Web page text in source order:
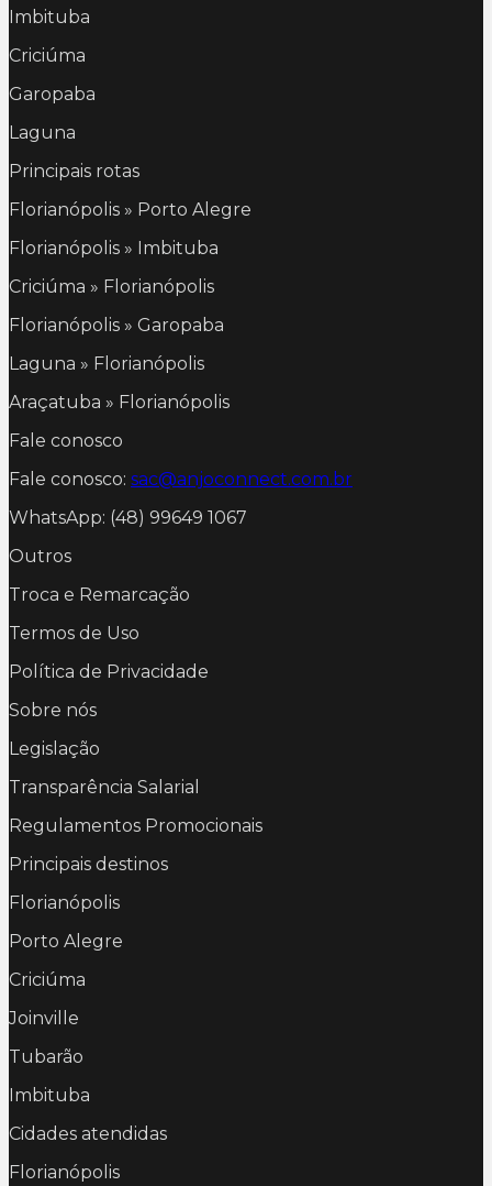
Imbituba
Criciúma
Garopaba
Laguna
Principais rotas
Florianópolis » Porto Alegre
Florianópolis » Imbituba
Criciúma » Florianópolis
Florianópolis » Garopaba
Laguna » Florianópolis
Araçatuba » Florianópolis
Fale conosco
Fale conosco: sac@anjoconnect.com.br
WhatsApp: (48) 99649 1067
Outros
Troca e Remarcação
Termos de Uso
Política de Privacidade
Sobre nós
Legislação
Transparência Salarial
Regulamentos Promocionais
Principais destinos
Florianópolis
Porto Alegre
Criciúma
Joinville
Tubarão
Imbituba
Cidades atendidas
Florianópolis